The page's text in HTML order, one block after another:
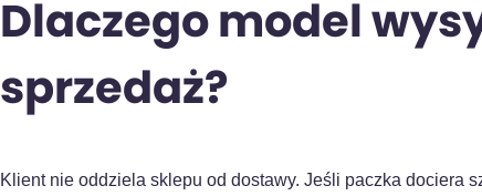
Dlaczego model
sprzedaż?
Klient nie oddziela sklepu od dostawy. Jeśli paczka dociera